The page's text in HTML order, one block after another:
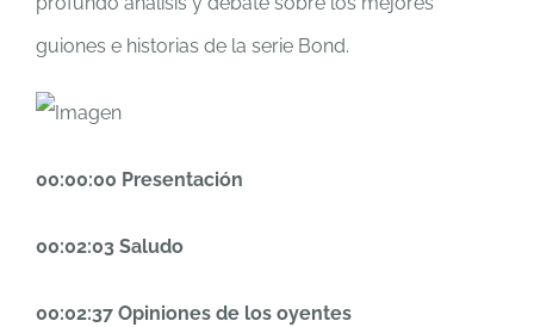
guiones e historias de la serie Bond.
00:00:00 Presentación
00:02:03 Saludo
00:02:37 Opiniones de los oyentes